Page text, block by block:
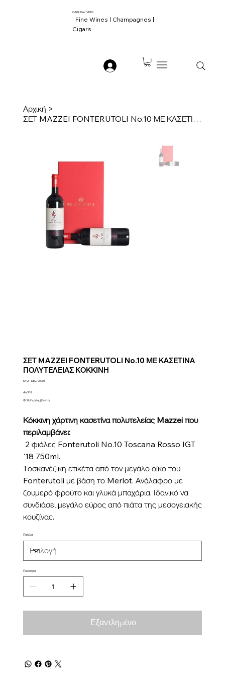
CAVADel VINO
Fine Wines | Champagnes |
Cigars
Αρχική >
ΣΕΤ MAZZEI FONTERUTOLI No.10 ΜΕ ΚΑΣΕΤΙΝΑ ΠΟΛΥΤΕΛΕΙΑΣ ΚΟΚΚΙΝΗ
ΣΕΤ MAZZEI FONTERUTOLI No.10 ΜΕ ΚΑΣΕΤΙΝΑ
ΠΟΛΥΤΕΛΕΙΑΣ ΚΟΚΚΙΝΗ
SKU: SKU
00005
DEC-00005
Τιμή
46,30 €
ΦΠΑ Περιλαμβάνεται
Κόκκινη χάρτινη κασετίνα πολυτελείας Mazzei που
περιλαμβάνει:
2 φιάλες Fonterutoli No.10 Toscana Rosso IGT
'18 750ml.
Tοσκανέζικη ετικέτα από τον μεγάλο οίκο του
Fonterutoli με βάση το Merlot. Ανάλαφρο με
ζουμερό φρούτο και γλυκά μπαχάρια. Ιδανικό να
συνδιάσει μεγάλο εύρος από πιάτα της μεσογειακής
κουζίνας.
Ποικιλία
Ποσότητα
Εξαντλημένο